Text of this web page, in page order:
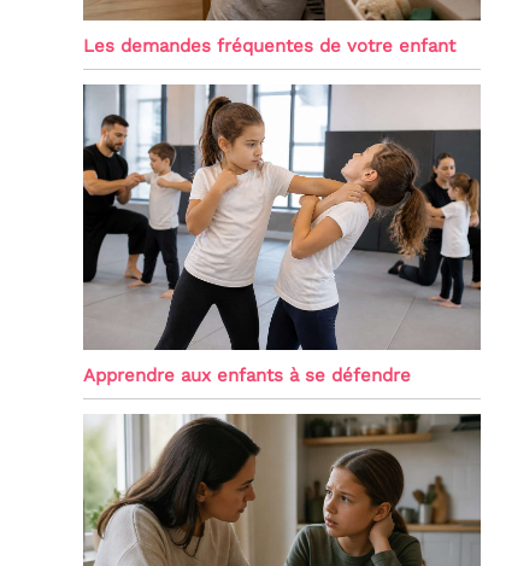
Les demandes fréquentes de votre enfant
Apprendre aux enfants à se défendre